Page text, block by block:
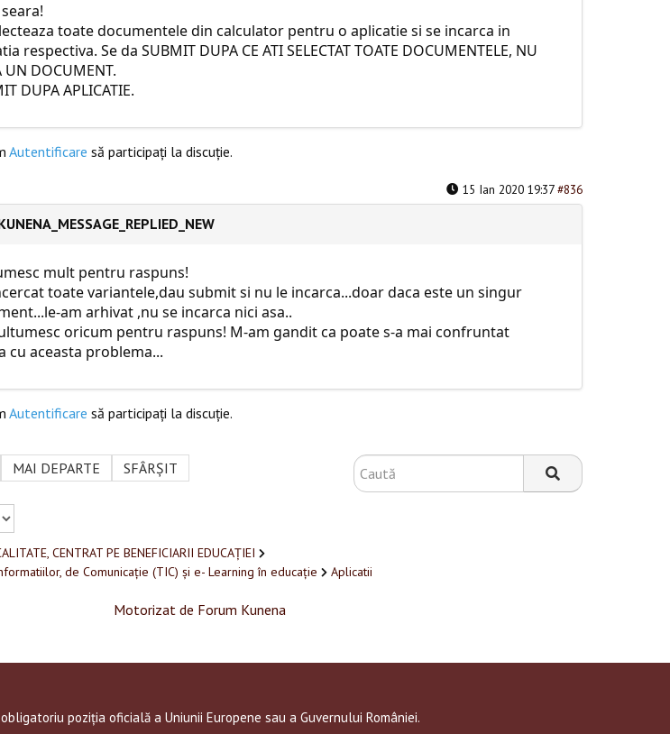
toate documentele din calculator pentru o aplicatie si se incarca in
respectiva. Se da SUBMIT DUPA CE ATI SELECTAT TOATE DOCUMENTELE, NU
UN DOCUMENT.
DUPA APLICATIE.
Autentificare să participaţi la discuţie.
15 Ian 2020 19:37 #836
mult pentru raspuns!
toate variantele,dau submit si nu le incarca...doar daca este un singur
am arhivat ,nu se incarca nici asa..
oricum pentru raspuns! M-am gandit ca poate s-a mai confruntat
cu aceasta problema...
Autentificare să participaţi la discuţie.
MAI DEPARTE SFÂRȘIT
CENTRAT PE BENEFICIARII EDUCAȚIEI
de Comunicație (TIC) și e- Learning în educație
Aplicatii
Motorizat de Forum Kunena
poziția oficială a Uniunii Europene sau a Guvernului României.